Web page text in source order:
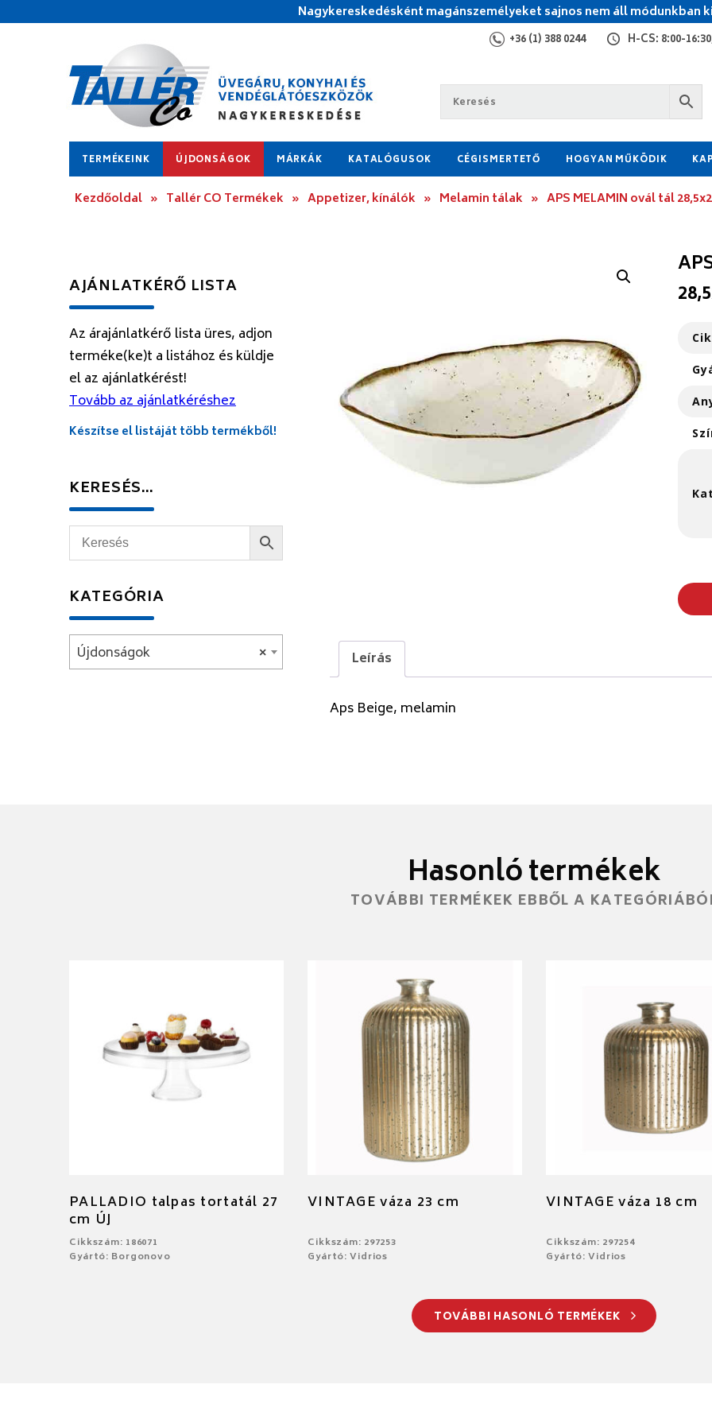
Nagykereskedésként magánszemélyeket sajnos nem áll módunkban
+36 (1) 388 0244 H-CS: 8:00-
TERMÉKEINK ÚJDONSÁGOK MÁRKÁK KATALÓGUSOK CÉGISMERTETŐ HOGYAN MŰKÖDIK
Kezdőoldal » Tallér CO Termékek » Appetizer, kínálók » Melamin tálak » APS MELAMIN ovál tál
Leírás
Aps Beige, melamin
AJÁNLATKÉRŐ LISTA
Az árajánlatkérő lista üres, adjon
terméke(ke)t a listához és küldje
el az ajánlatkérést!
Tovább az ajánlatkéréshez
Készítse el listáját több termékből!
KERESÉS…
KATEGÓRIA
×
Újdonságok
Hasonló termékek
TOVÁBBI TERMÉKEK EBBŐL A
PALLADIO talpas tortatál 27
cm ÚJ
Cikkszám: 186071
Gyártó: Borgonovo
VINTAGE váza 23 cm
Cikkszám: 297253
Gyártó: Vidrios
VINTAGE váza 18 cm
Cikkszám: 297254
Gyártó: Vidrios
TOVÁBBI HASONLÓ TERMÉKEK